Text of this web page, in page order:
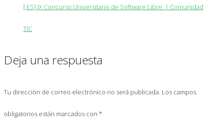
[.ES] IX Concurso Universitario de Software Libre. | Comunidad
TIC
Deja una respuesta
Tu dirección de correo electrónico no será publicada. Los campos
obligatorios están marcados con *